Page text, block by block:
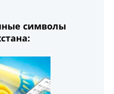
символы